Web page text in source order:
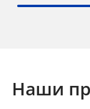
Наши